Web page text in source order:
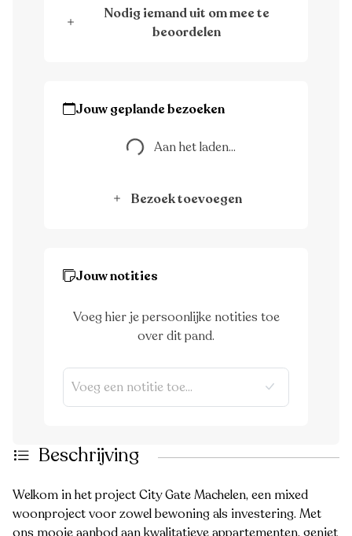
Nodig iemand uit om mee te
beoordelen
Jouw geplande bezoeken
Aan het laden... Aan het laden...
Bezoek toevoegen
Jouw notities
Voeg hier je persoonlijke notities toe
over dit pand.
Beschrijving
Welkom in het project City Gate Machelen, een mixed
woonproject voor zowel bewoning als investering. Met